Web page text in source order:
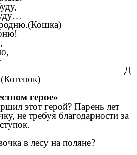
нам мест
герое»
этот герой? Парень лет
не требуя благодарности за
в лесу на поляне?